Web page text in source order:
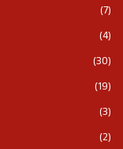
(7)
(4)
(30)
(19)
(3)
(2)